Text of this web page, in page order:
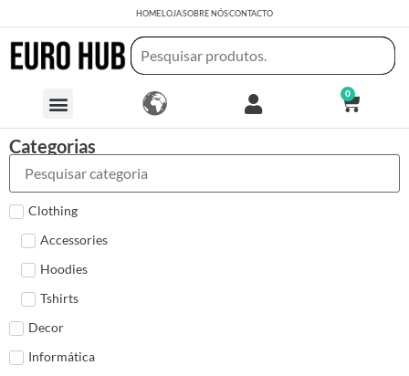
HOMELOJASOBRE NÓSCONTACTO
0
Categorias
Clothing
Accessories
Hoodies
Tshirts
Decor
Informática